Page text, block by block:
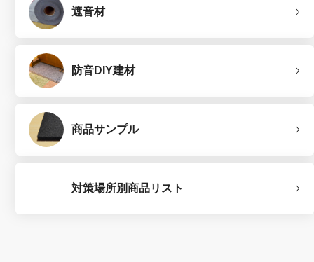
遮音材
防音DIY建材
商品サンプル
対策場所別商品リスト